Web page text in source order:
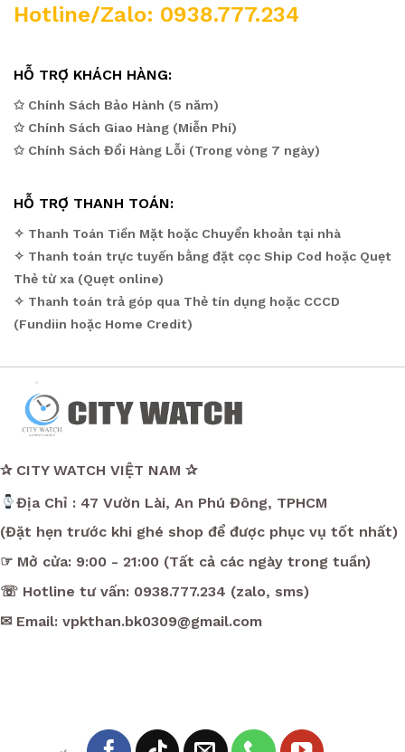
Hotline/Zalo: 0938.777.234
HỖ TRỢ KHÁCH HÀNG:
✩ Chính Sách Bảo Hành (5 năm)
✩ Chính Sách Giao Hàng (Miễn Phí)
✩ Chính Sách Đổi Hàng Lỗi (Trong vòng 7 ngày)
HỖ TRỢ THANH TOÁN:
✧ Thanh Toán Tiền Mặt hoặc Chuyển khoản tại nhà
✧ Thanh toán trực tuyến bằng đặt cọc Ship Cod hoặc Quẹt
Thẻ từ xa (Quẹt online)
✧ Thanh toán trả góp qua Thẻ tín dụng hoặc CCCD
(Fundiin hoặc Home Credit)
✰ CITY WATCH VIỆT NAM ✰
Địa Chỉ : 47 Vườn Lài, An Phú Đông, TPHCM
(Đặt hẹn trước khi ghé shop để được phục vụ tốt nhất)
☞ Mở cửa: 9:00 - 21:00 (Tất cả các ngày trong tuần)
☏ Hotline tư vấn: 0938.777.234 (zalo, sms)
✉ Email: vpkthan.bk0309@gmail.com